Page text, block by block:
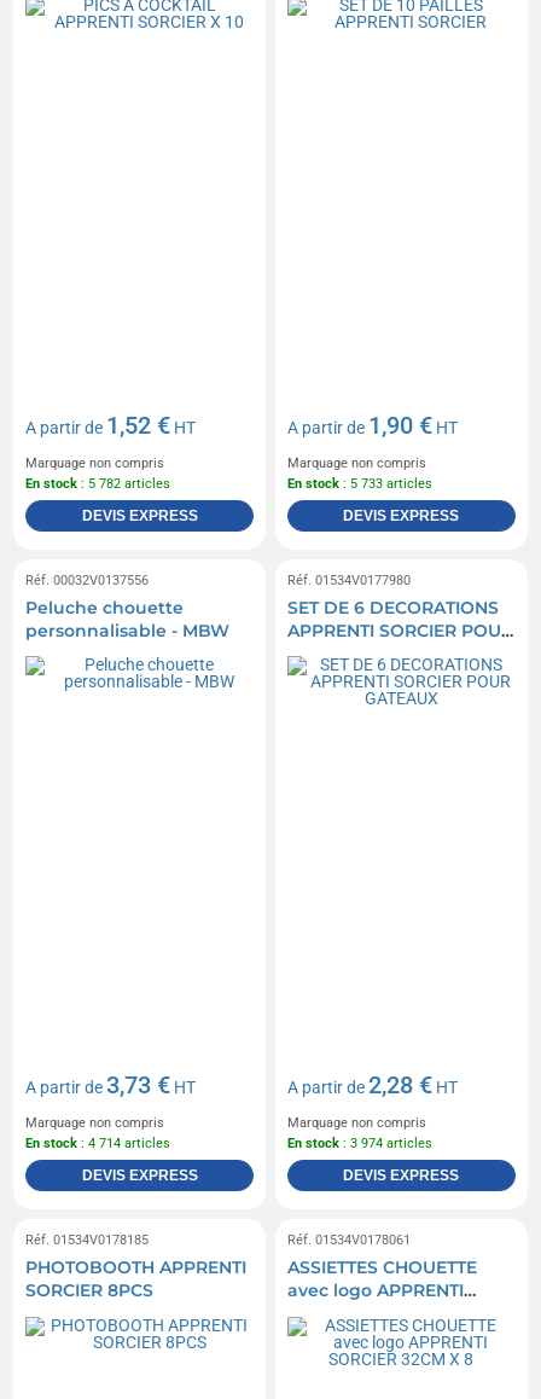
A partir de 1,52 € HT
Marquage non compris
En stock : 5 782 articles
DEVIS EXPRESS
A partir de 1,90 € HT
Marquage non compris
En stock : 5 733 articles
DEVIS EXPRESS
Réf. 00032V0137556
Peluche chouette
personnalisable - MBW
A partir de3,73 € HT
Marquage non compris
En stock : 4 714 articles
DEVIS EXPRESS
Réf. 01534V0177980
SET DE 6 DECORATIONS
APPRENTI SORCIER POUR
GATEAUX
A partir de2,28 € HT
Marquage non compris
En stock : 3 974 articles
DEVIS EXPRESS
Réf. 01534V0178185
PHOTOBOOTH APPRENTI
SORCIER 8PCS
Réf. 01534V0178061
ASSIETTES CHOUETTE
avec logo APPRENTI
SORCIER 32CM X 8